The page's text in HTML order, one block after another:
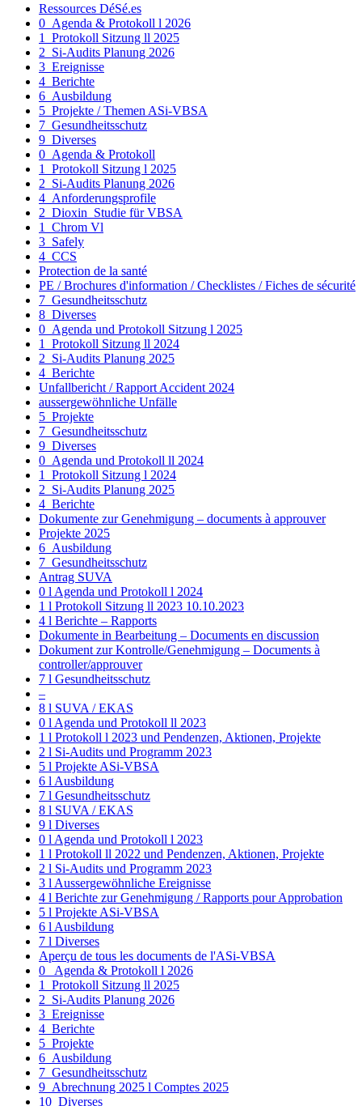
Ressources DéSé.es
0_Agenda & Protokoll l 2026
1_Protokoll Sitzung ll 2025
2_Si-Audits Planung 2026
3_Ereignisse
4_Berichte
6_Ausbildung
5_Projekte / Themen ASi-VBSA
7_Gesundheitsschutz
9_Diverses
0_Agenda & Protokoll
1_Protokoll Sitzung l 2025
2_Si-Audits Planung 2026
4_Anforderungsprofile
2_Dioxin_Studie für VBSA
1_Chrom Vl
3_Safely
4_CCS
Protection de la santé
PE / Brochures d'information / Checklistes / Fiches de sécurité
7_Gesundheitsschutz
8_Diverses
0_Agenda und Protokoll Sitzung l 2025
1_Protokoll Sitzung ll 2024
2_Si-Audits Planung 2025
4_Berichte
Unfallbericht / Rapport Accident 2024
aussergewöhnliche Unfälle
5_Projekte
7_Gesundheitsschutz
9_Diverses
0_Agenda und Protokoll ll 2024
1_Protokoll Sitzung l 2024
2_Si-Audits Planung 2025
4_Berichte
Dokumente zur Genehmigung – documents à approuver
Projekte 2025
6_Ausbildung
7_Gesundheitsschutz
Antrag SUVA
0 l Agenda und Protokoll l 2024
1 l Protokoll Sitzung ll 2023 10.10.2023
4 l Berichte – Rapports
Dokumente in Bearbeitung – Documents en discussion
Dokument zur Kontrolle/Genehmigung – Documents à
controller/approuver
7 l Gesundheitsschutz
–
8 l SUVA / EKAS
0 l Agenda und Protokoll ll 2023
1 l Protokoll l 2023 und Pendenzen, Aktionen, Projekte
2 l Si-Audits und Programm 2023
5 l Projekte ASi-VBSA
6 l Ausbildung
7 l Gesundheitsschutz
8 l SUVA / EKAS
9 l Diverses
0 l Agenda und Protokoll l 2023
1 l Protokoll ll 2022 und Pendenzen, Aktionen, Projekte
2 l Si-Audits und Programm 2023
3 l Aussergewöhnliche Ereignisse
4 l Berichte zur Genehmigung / Rapports pour Approbation
5 l Projekte ASi-VBSA
6 l Ausbildung
7 l Diverses
Aperçu de tous les documents de l'ASi-VBSA
0_ Agenda & Protokoll l 2026
1_Protokoll Sitzung ll 2025
2_Si-Audits Planung 2026
3_Ereignisse
4_Berichte
5_Projekte
6_Ausbildung
7_Gesundheitsschutz
9_Abrechnung 2025 l Comptes 2025
10_Diverses